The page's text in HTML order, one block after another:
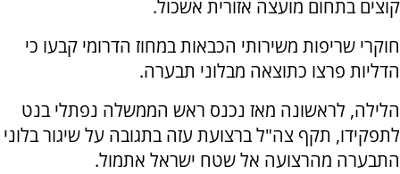
קוצים בתחום מועצה אזורית אשכול.
חוקרי שריפות משירותי הכבאות במחוז הדרומי קבעו כי
הדליות פרצו כתוצאה מבלוני תבערה.
הלילה, לראשונה מאז נכנס ראש הממשלה נפתלי בנט
לתפקידו, תקף צה"ל ברצועת עזה בתגובה על שיגור בלוני
התבערה מהרצועה אל שטח ישראל אתמול.